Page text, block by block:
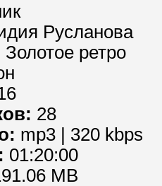
Русланова
Золотое ретро
28
mp3 | 320 kbps
01:20:00
MB